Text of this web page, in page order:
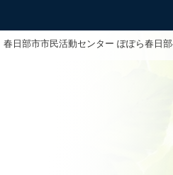
春日部市市民活動センター ぽぽら春日